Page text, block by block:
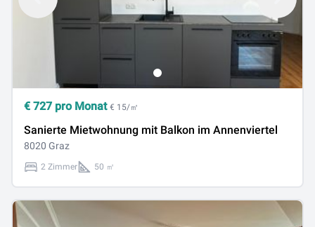
€ 727 pro Monat € 15/㎡
Sanierte Mietwohnung mit Balkon im Annenviertel
8020 Graz
2 Zimmer 50 ㎡